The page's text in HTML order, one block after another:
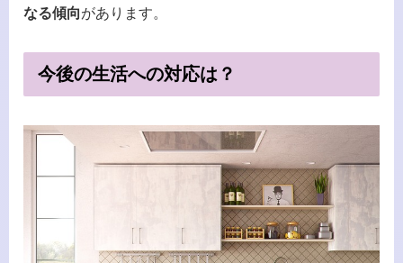
なる傾向があります。
今後の生活への対応は？